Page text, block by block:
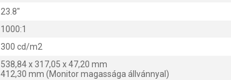
23.8"
1000:1
300 cd/m2
538,84 x 317,05 x 47,20 mm
412,30 mm (Monitor magassága állvánnyal)